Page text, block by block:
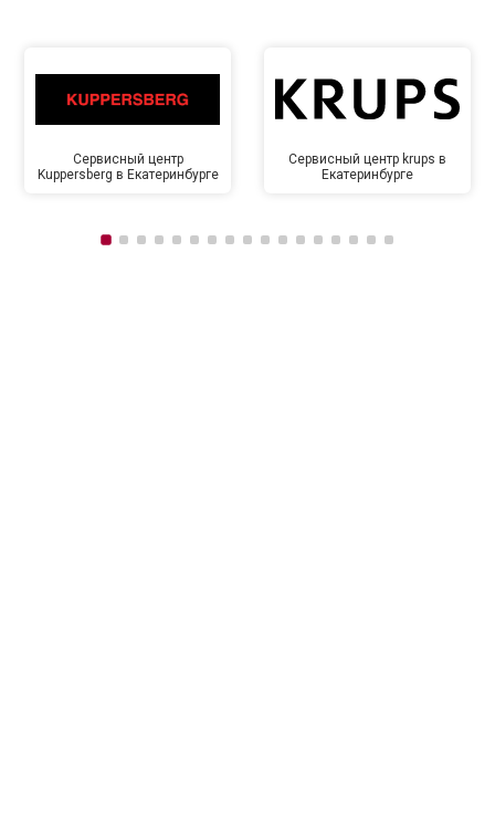
Сервисный центр
Kuppersberg в Екатеринбурге
Сервисный центр krups в
Екатеринбурге